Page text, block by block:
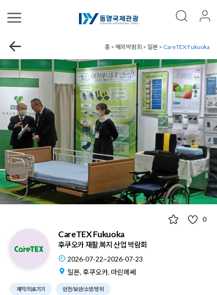
홈 > 해외박람회 > 일본 > CareTEX Fukuoka
0
CareTEX Fukuoka
후쿠오카 재활,복지 산업 박람회
2026-07-22~2026-07-23
일본, 후쿠오카, 마린메쎄
제약/의료기기 안전/보안/소방/방위